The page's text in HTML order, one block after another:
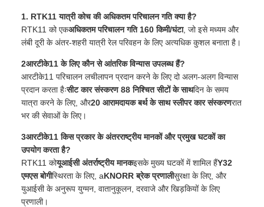
1. RTK11 यात्री कोच की अधिकतम परिचालन गति क्या है?
RTK11 को एकअधिकतम परिचालन गति 160 किमी/घंटा, जो इसे मध्यम और
लंबी दूरी के अंतर-शहरी यात्री रेल परिवहन के लिए अत्यधिक कुशल बनाता है।
2आरटीके11 के लिए कौन से आंतरिक विन्यास उपलब्ध हैं?
आरटीके11 परिचालन लचीलापन प्रदान करने के लिए दो अलग-अलग विन्यास
प्रदान करता हैःसीट कार संस्करण 88 निश्चित सीटों के साथदिन के समय
यात्रा करने के लिए, और20 आरामदायक बर्थ के साथ स्लीपर कार संस्करणरात
भर की सेवाओं के लिए।
3आरटीके11 किस प्रकार के अंतरराष्ट्रीय मानकों और प्रमुख घटकों का
उपयोग करता है?
RTK11 कोयूआईसी अंतर्राष्ट्रीय मानकइसके मुख्य घटकों में शामिल हैंY32
एमएस बोगीस्थिरता के लिए, aKNORR ब्रेक प्रणालीसुरक्षा के लिए, और
युआईसी के अनुरूप युग्मन, वातानुकूलन, दरवाजे और खिड़कियों के लिए
प्रणाली।